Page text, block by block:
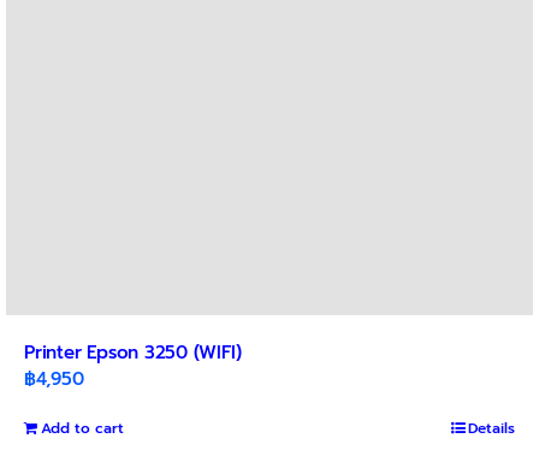
Printer Epson 3250 (WIFI)
฿4,950
Add to cart Details